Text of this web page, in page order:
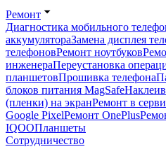
Ремонт
Диагностика мобильного
аккумулятораЗамена дисплея
телефоновРемонт ноутбуков
инженераПереустановка
планшетовПрошивка телефона
блоков питания MagSafe
(пленки) на экранРемонт в
Google PixelРемонт OnePlus
IQOOПланшеты
Сотрудничество